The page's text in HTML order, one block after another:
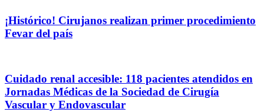
¡Histórico! Cirujanos realizan primer procedimiento
Fevar del país
Cuidado renal accesible: 118 pacientes atendidos en
Jornadas Médicas de la Sociedad de Cirugía
Vascular y Endovascular